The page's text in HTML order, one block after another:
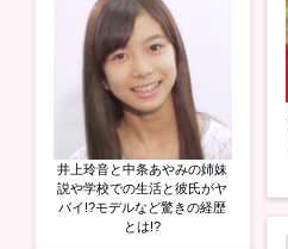
井上玲音と中条あやみの姉妹
説や学校での生活と彼氏がヤ
バイ!?モデルなど驚きの経歴
とは!?